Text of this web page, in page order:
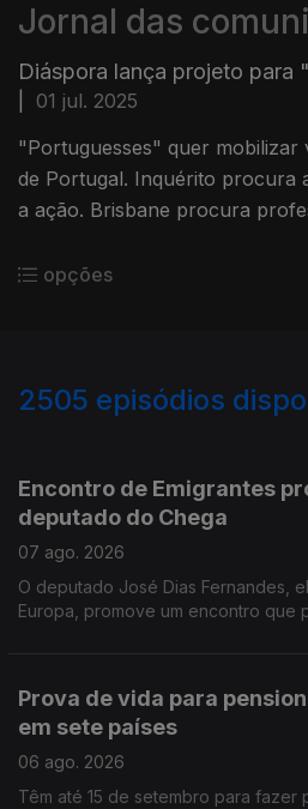
Jornal das
Diáspora lança projeto para
01 jul. 2025
"Portuguesses" quer mobilizar
de Portugal. Inquérito procura
a ação. Brisbane procura
opções
2505 episódios
Encontro de Emigrantes
deputado do Chega
07 ago. 2026
O deputado José Dias Fernandes,
Europa, promove um encontro que
Prova de vida para
em sete países
06 ago. 2026
Têm até 15 de setembro para fazer